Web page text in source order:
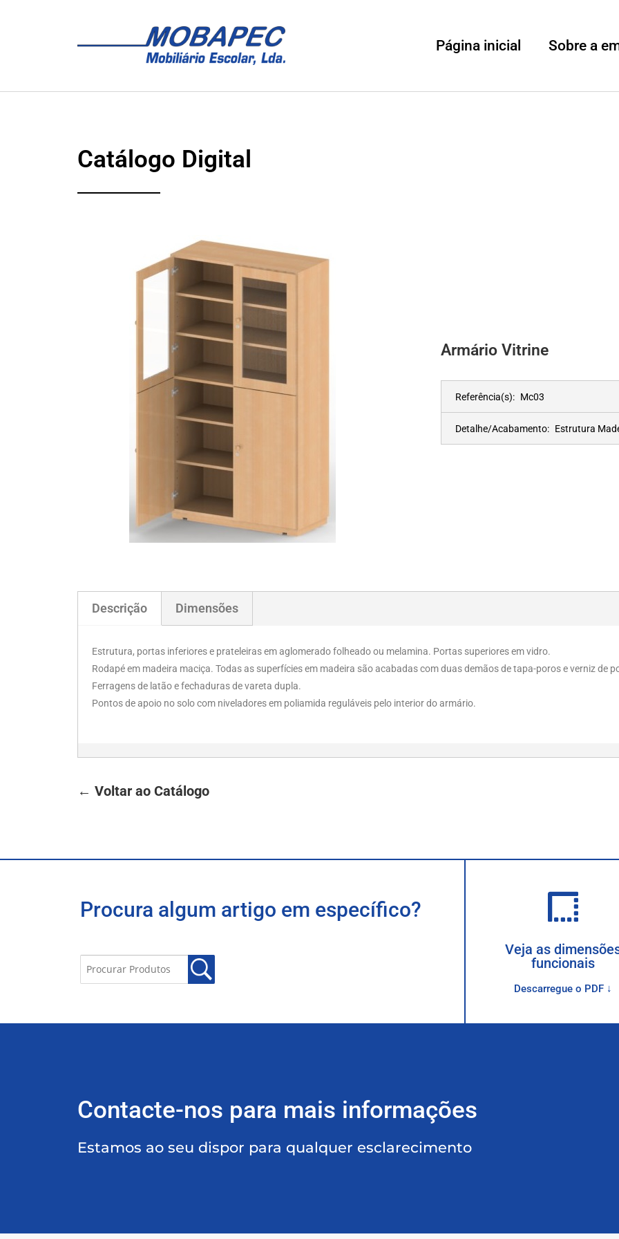
Página inicial Sobre a
Catálogo Digital
Armário Vitrine
Referência(s): Mc03
Detalhe/Acabamento: Estrutura
Descrição Dimensões
Estrutura, portas inferiores e prateleiras em aglomerado folheado ou melamina. Portas superiores em vidro.
Rodapé em madeira maciça. Todas as superfícies em madeira são acabadas com duas demãos de tapa-poros e verniz de
Ferragens de latão e fechaduras de vareta dupla.
Pontos de apoio no solo com niveladores em poliamida reguláveis pelo interior do armário.
← Voltar ao Catálogo
Procura algum artigo em específico?
Veja as
funcionais
Descarregue o PDF ↓
Contacte-nos para mais informações
Estamos ao seu dispor para qualquer esclarecimento